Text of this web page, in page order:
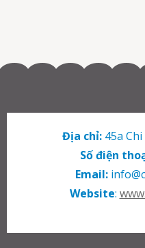
Địa chỉ: 45a
Số điện
Email:
Website: